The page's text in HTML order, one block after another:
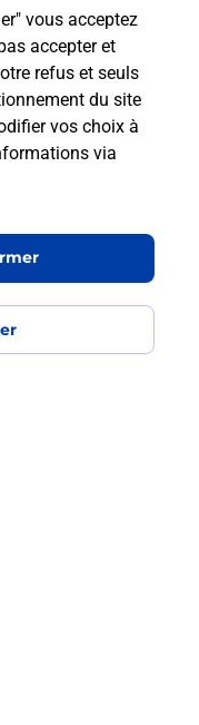
vous acceptez
accepter et
refus et seuls
du site
vos choix à
via
mon
?
de la 5G
forfait